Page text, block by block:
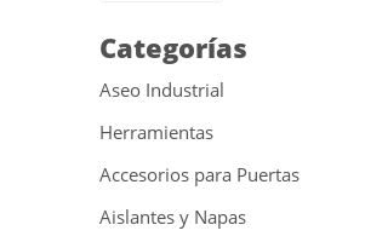
Categorías
Aseo Industrial
Herramientas
Accesorios para Puertas
Aislantes y Napas